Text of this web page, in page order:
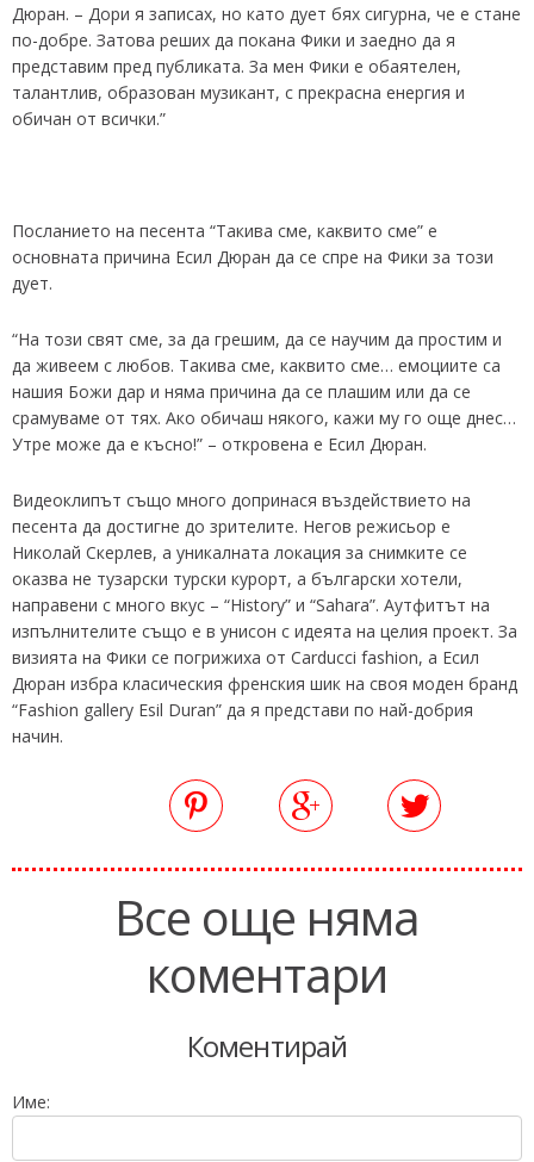
Дюран. – Дори я записах, но като дует бях сигурна, че е стане
по-добре. Затова реших да покана Фики и заедно да я
представим пред публиката. За мен Фики е обаятелен,
талантлив, образован музикант, с прекрасна енергия и
обичан от всички.”
Посланието на песента “Такива сме, каквито сме” е
основната причина Есил Дюран да се спре на Фики за този
дует.
“На този свят сме, за да грешим, да се научим да простим и
да живеем с любов. Такива сме, каквито сме… емоциите са
нашия Божи дар и няма причина да се плашим или да се
срамуваме от тях. Ако обичаш някого, кажи му го още днес…
Утре може да е късно!” – откровена е Есил Дюран.
Видеоклипът също много допринася въздействието на
песента да достигне до зрителите. Негов режисьор е
Николай Скерлев, а уникалната локация за снимките се
оказва не тузарски турски курорт, а български хотели,
направени с много вкус – “History” и “Sahara”. Аутфитът на
изпълнителите също е в унисон с идеята на целия проект. За
визията на Фики се погрижиха от Carducci fashion, а Есил
Дюран избра класическия френския шик на своя моден бранд
“Fashion gallery Esil Duran” да я представи по най-добрия
начин.
Все още няма
коментари
Коментирай
Име: